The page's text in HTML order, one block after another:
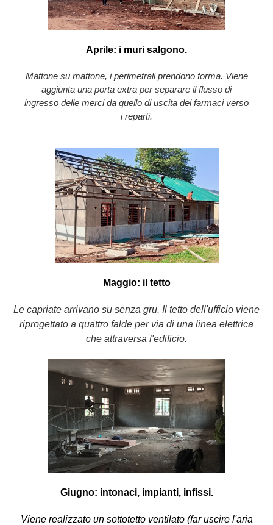
Aprile: i muri salgono.
Mattone su mattone, i perimetrali prendono forma. Viene
aggiunta una porta extra per separare il flusso di
ingresso delle merci da quello di uscita dei farmaci verso
i reparti.
Maggio: il tetto
Le capriate arrivano su senza gru. Il tetto dell'ufficio viene
riprogettato a quattro falde per via di una linea elettrica
che attraversa l'edificio.
Giugno: intonaci, impianti, infissi.
Viene realizzato un sottotetto ventilato (far uscire l'aria